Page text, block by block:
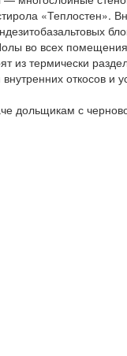
«Теплостен».
во всех
из термически
откосов и
дольщикам с